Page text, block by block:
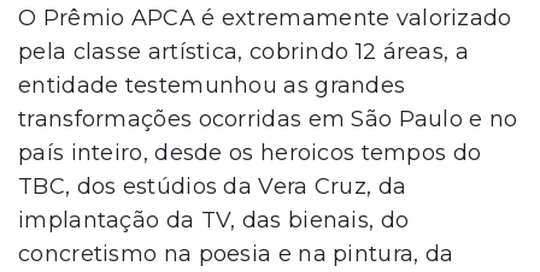
O Prêmio APCA é extremamente valorizado
pela classe artística, cobrindo 12 áreas, a
entidade testemunhou as grandes
transformações ocorridas em São Paulo e no
país inteiro, desde os heroicos tempos do
TBC, dos estúdios da Vera Cruz, da
implantação da TV, das bienais, do
concretismo na poesia e na pintura, da